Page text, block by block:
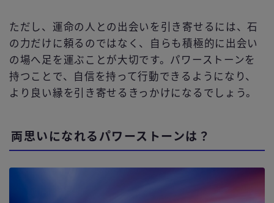
ただし、運命の人との出会いを引き寄せるには、石
の力だけに頼るのではなく、自らも積極的に出会い
の場へ足を運ぶことが大切です。パワーストーンを
持つことで、自信を持って行動できるようになり、
より良い縁を引き寄せるきっかけになるでしょう。
両思いになれるパワーストーンは？